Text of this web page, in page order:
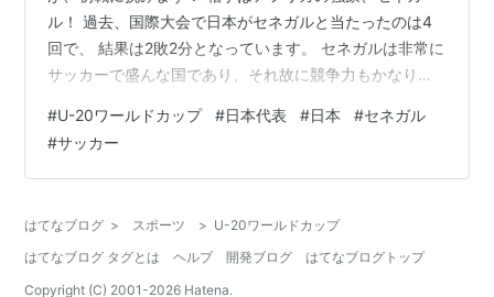
ル！ 過去、国際大会で日本がセネガルと当たったのは4
回で、 結果は2敗2分となっています。 セネガルは非常に
サッカーで盛んな国であり、それ故に競争力もかなり高
ルの監督、注目選手 ・日本の登録選手・プロフィール一
覧 ・日本の監督、キャプテンのコメント ○セネガルの強
さを紐解く チーム事情 実は、セネガルのサッカー選手に
基本的にはセネガルから海外に行ってしまった選手がセ
ネガル代表として出…
#U-20ワールドカップ #日本代表 #日本 #セネガル
#サッカー
はてなブログ > スポーツ > U-20ワールドカップ
はてなブログ タグとは
ヘルプ 開発ブログ
はてなブログトップ
Copyright (C) 2001-2026 Hatena.